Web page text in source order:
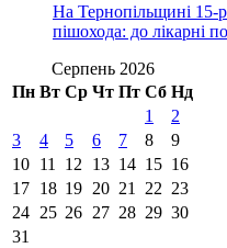
На Тернопільщині 15-
пішохода: до лікарні
Серпень 2026
Пн Вт Ср Чт Пт Сб Нд
1
2
3
4 5 6 7 8
9
10 11 12 13 14 15 16
17 18 19 20 21 22 23
24 25 26 27 28 29 30
31